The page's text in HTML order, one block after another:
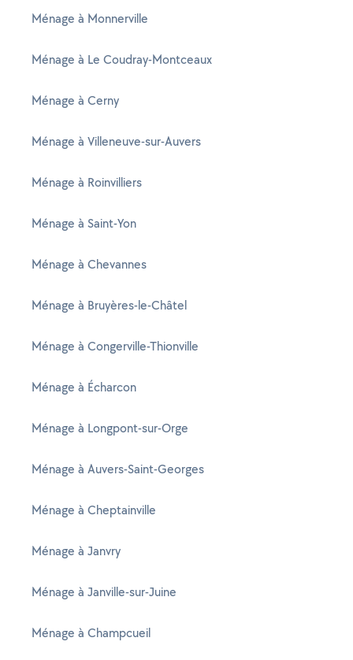
Ménage à Monnerville
Ménage à Le Coudray-Montceaux
Ménage à Cerny
Ménage à Villeneuve-sur-Auvers
Ménage à Roinvilliers
Ménage à Saint-Yon
Ménage à Chevannes
Ménage à Bruyères-le-Châtel
Ménage à Congerville-Thionville
Ménage à Écharcon
Ménage à Longpont-sur-Orge
Ménage à Auvers-Saint-Georges
Ménage à Cheptainville
Ménage à Janvry
Ménage à Janville-sur-Juine
Ménage à Champcueil